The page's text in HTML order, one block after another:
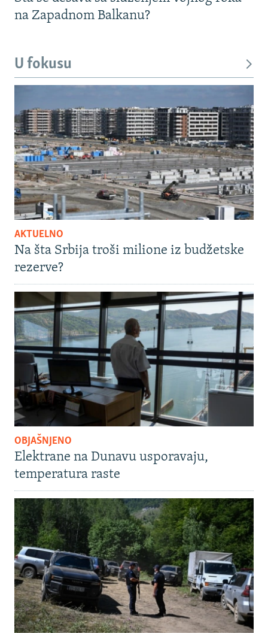
na Zapadnom Balkanu?
U fokusu
AKTUELNO
Na šta Srbija troši milione iz budžetske
rezerve?
OBJAŠNJENO
Elektrane na Dunavu usporavaju,
temperatura raste